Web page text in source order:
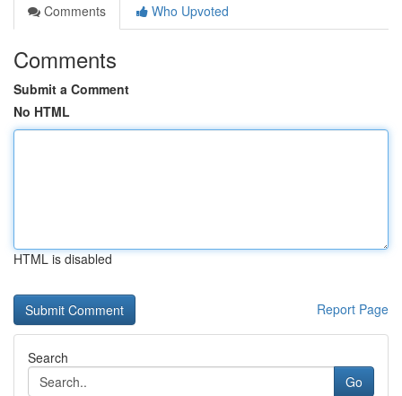
Comments
Who Upvoted
Comments
Submit a Comment
No HTML
HTML is disabled
Report Page
Search
Go